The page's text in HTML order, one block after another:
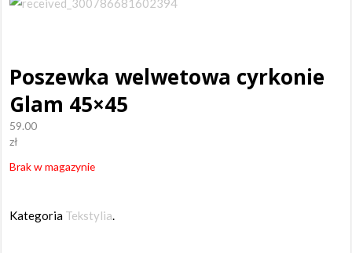
Poszewka welwetowa cyrkonie
Glam 45×45
59.00
zł
Brak w magazynie
Kategoria Tekstylia.